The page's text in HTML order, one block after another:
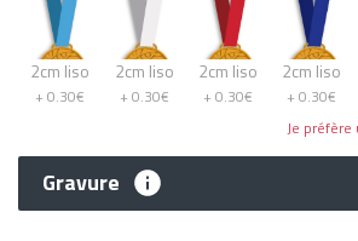
2cm liso
+ 0.30€
2cm liso
+ 0.30€
2cm liso
+ 0.30€
2cm liso
+ 0.30€
Je
Gravure